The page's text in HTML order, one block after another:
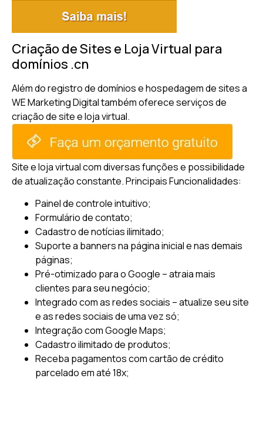
Criação de Sites e Loja Virtual para
domínios .cn
Além do registro de domínios e hospedagem de sites a
WE Marketing Digital também oferece serviços de
criação de site e loja virtual.
Site e loja virtual com diversas funções e possibilidade
de atualização constante.Principais Funcionalidades:
Painel de controle intuitivo;
Formulário de contato;
Cadastro de notícias ilimitado;
Suporte a banners na página inicial e nas demais
páginas;
Pré-otimizado para o Google – atraia mais
clientes para seu negócio;
Integrado com as redes sociais – atualize seu site
e as redes sociais de uma vez só;
Integração com Google Maps;
Cadastro ilimitado de produtos;
Receba pagamentos com cartão de crédito
parcelado em até 18x;